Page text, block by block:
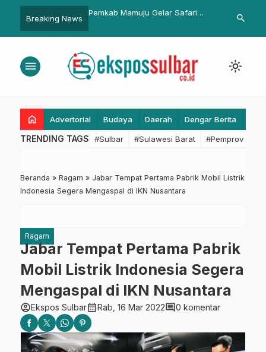
Breaking News
Mamuju Gelar Safari
Kecamatan Tapalang
yang Pertama
Damai NKRI, Pemkab Pasangkayu
Berlanjut
search
menu light_mode
home Advertorial Budaya Daerah Dengar Berita
TRENDING TAGS #Sulbar #Sulawesi Barat #Pemprov
Beranda » Ragam » Jabar Tempat Pertama Pabrik Mobil Listrik
Indonesia Segera Mengaspal di IKN Nusantara
Ragam
Jabar Tempat Pertama Pabrik
Mobil Listrik Indonesia Segera
Mengaspal di IKN Nusantara
account_circleEkspos Sulbarcalendar_monthRab, 16 Mar 2022comment0 komentar